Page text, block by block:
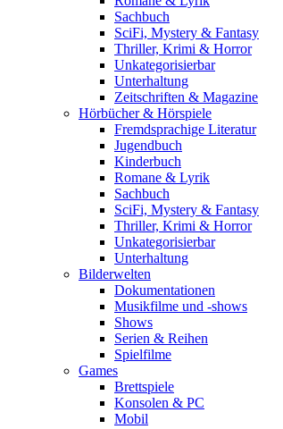
Sachbuch
SciFi, Mystery & Fantasy
Thriller, Krimi & Horror
Unkategorisierbar
Unterhaltung
Zeitschriften & Magazine
Hörbücher & Hörspiele
Fremdsprachige Literatur
Jugendbuch
Kinderbuch
Romane & Lyrik
Sachbuch
SciFi, Mystery & Fantasy
Thriller, Krimi & Horror
Unkategorisierbar
Unterhaltung
Bilderwelten
Dokumentationen
Musikfilme und -shows
Shows
Serien & Reihen
Spielfilme
Games
Brettspiele
Konsolen & PC
Mobil